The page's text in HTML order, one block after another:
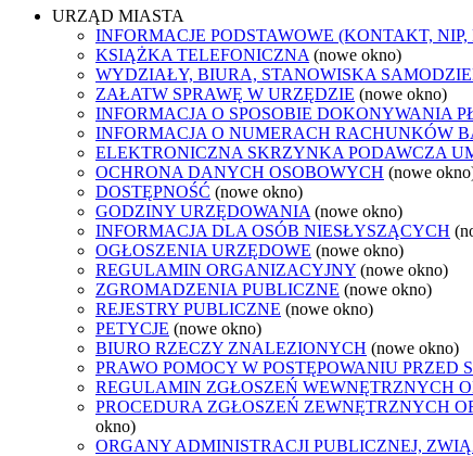
URZĄD MIASTA
INFORMACJE PODSTAWOWE (KONTAKT, NIP,
KSIĄŻKA TELEFONICZNA (nowe okno)
WYDZIAŁY, BIURA, STANOWISKA
ZAŁATW SPRAWĘ W URZĘDZIE (nowe okno)
INFORMACJA O SPOSOBIE DOKONYWANIA
INFORMACJA O NUMERACH RACHUNKÓW
ELEKTRONICZNA SKRZYNKA PODAWCZA
OCHRONA DANYCH OSOBOWYCH (nowe
DOSTĘPNOŚĆ (nowe okno)
GODZINY URZĘDOWANIA (nowe okno)
INFORMACJA DLA OSÓB NIESŁYSZĄCYCH
OGŁOSZENIA URZĘDOWE (nowe okno)
REGULAMIN ORGANIZACYJNY (nowe okno)
ZGROMADZENIA PUBLICZNE (nowe okno)
REJESTRY PUBLICZNE (nowe okno)
PETYCJE (nowe okno)
BIURO RZECZY ZNALEZIONYCH (nowe okno)
PRAWO POMOCY W POSTĘPOWANIU
REGULAMIN ZGŁOSZEŃ WEWNĘTRZNYCH
PROCEDURA ZGŁOSZEŃ ZEWNĘTRZNYCH
okno)
ORGANY ADMINISTRACJI PUBLICZNEJ,